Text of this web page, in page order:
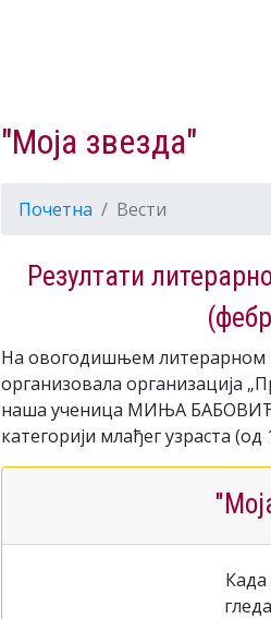
"Моја звезда"
Почетна Вести
Резултати
На овогодишњем литерарном
организовала организација
наша ученица МИЊА БАБОВИЋ
категорији млађег узраста (од